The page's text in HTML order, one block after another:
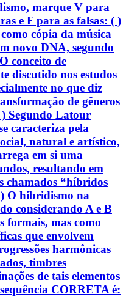
marque V para
e F para as falsas: ( )
cópia da música
novo DNA, segundo
conceito de
discutido nos estudos
no que diz
de gêneros
) Segundo Latour
caracteriza pela
natural e artístico,
em si uma
resultando em
chamados “híbridos
O hibridismo na
considerando A e B
formais, mas como
que envolvem
harmônicas
timbres
de tais elementos
CORRETA é: